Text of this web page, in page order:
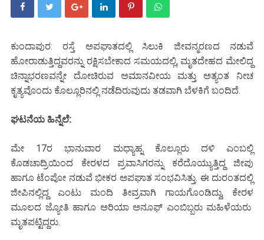
ಕುಂದಾಪುರ: ರಸ್ತೆ ಅಪಘಾತದಲ್ಲಿ ಸಿಲುಕಿ ಜೀವನ್ಮರಣದ ನಡುವೆ
ಹೋರಾಡುತ್ತಿದ್ದವರನ್ನು ರಕ್ಷಿಸಬೇಕಾದ ಸಮಯದಲ್ಲಿ, ಮೃತದೇಹದ ಮೇಲಿದ್ದ
ಚಿನ್ನಾಭರಣವನ್ನೇ ದೋಚಿರುವ ಅಮಾನವೀಯ ಮತ್ತು ಅತ್ಯಂತ ನೀಚ
ಕೃತ್ಯವೊಂದು ಕೊಲ್ಲೂರಿನಲ್ಲಿ ನಡೆದಿರುವುದು ತಡವಾಗಿ ಬೆಳಕಿಗೆ ಬಂದಿದೆ.​
ಘಟನೆಯ ಹಿನ್ನೆಲೆ:
ಮೇ 17ರ ಭಾನುವಾರ ಮಧ್ಯಾಹ್ನ ಕೊಲ್ಲೂರು ದಳಿ ಎಂಬಲ್ಲಿ
ಕೊಡಚಾದ್ರಿಯಿಂದ ಕೇರಳದ ಪ್ರವಾಸಿಗರನ್ನು ಕರೆದೊಯ್ಯುತ್ತಿದ್ದ ಜೀಪು
ಹಾಗೂ ಟೆಂಪೋ ನಡುವೆ ಭೀಕರ ಅಪಘಾತ ಸಂಭವಿಸಿತ್ತು. ಈ ದುರಂತದಲ್ಲಿ
ಜೀಪಿನಲ್ಲಿದ್ದ ಎಂಟು ಮಂದಿ ತೀವ್ರವಾಗಿ ಗಾಯಗೊಂಡಿದ್ದು, ಕೇರಳ
ಮೂಲದ ಜ್ಯೋತಿ ಹಾಗೂ ಅರಿಯಾ ಅನೂಫ್ ಎಂಬಿಬ್ಬರು ಮಹಿಳೆಯರು
ಮೃತಪಟ್ಟಿದ್ದರು.